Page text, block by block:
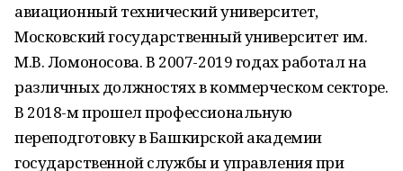
авиационный технический университет,
Московский государственный университет им.
М.В. Ломоносова. В 2007-2019 годах работал на
различных должностях в коммерческом секторе.
В 2018-м прошел профессиональную
переподготовку в Башкирской академии
государственной службы и управления при